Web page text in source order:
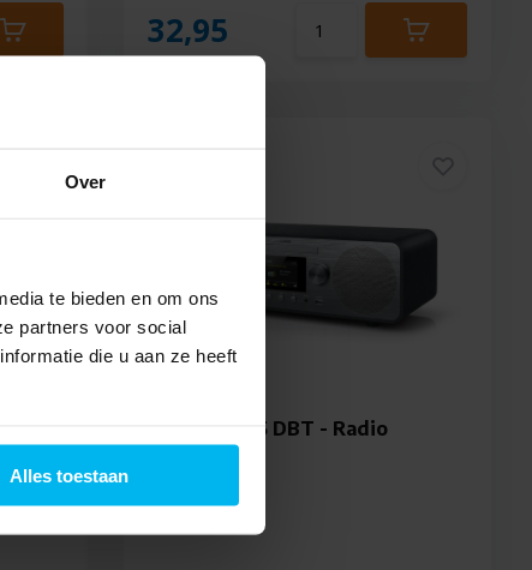
Over
te bieden en om ons
partners voor social
die u aan ze heeft
Alles toestaan
32,95
Muse M-885 DBT - Radio